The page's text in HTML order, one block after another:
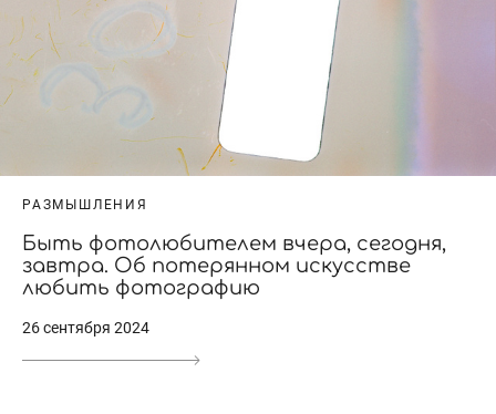
РАЗМЫШЛЕНИЯ
Быть фотолюбителем вчера, сегодня,
завтра. Об потерянном искусстве
любить фотографию
26 сентября 2024